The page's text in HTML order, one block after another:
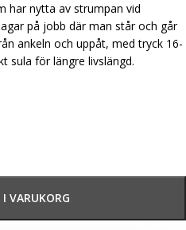
har nytta av strumpan vid
på jobb där man står och går
ankeln och uppåt, med tryck 16-
sula för längre livslängd.
VARUKORG